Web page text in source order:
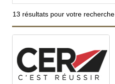
13 résultats pour votre recherche